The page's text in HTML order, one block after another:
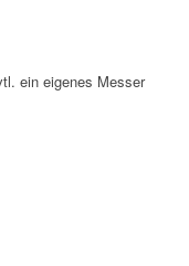
ein eigenes Messer